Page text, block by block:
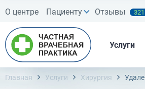
О центре Пациенту Отзывы 321
Услуги
Главная Услуги Хирургия